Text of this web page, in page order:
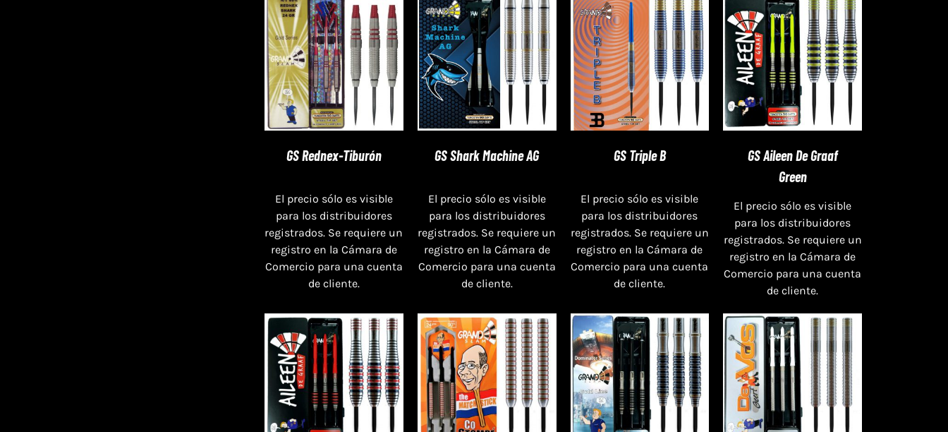
GS Rednex-Tiburón
El precio sólo es visible
para los distribuidores
registrados. Se requiere un
registro en la Cámara de
Comercio para una cuenta
de cliente.
GS Shark Machine AG
El precio sólo es visible
para los distribuidores
registrados. Se requiere un
registro en la Cámara de
Comercio para una cuenta
de cliente.
GS Triple B
El precio sólo es visible
para los distribuidores
registrados. Se requiere un
registro en la Cámara de
Comercio para una cuenta
de cliente.
GS Aileen De Graaf
Green
El precio sólo es visible
para los distribuidores
registrados. Se requiere un
registro en la Cámara de
Comercio para una cuenta
de cliente.